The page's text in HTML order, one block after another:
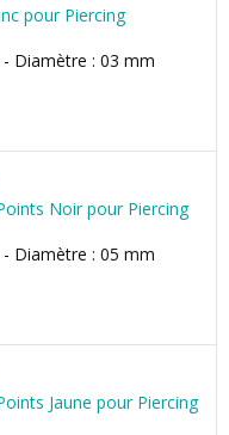
pour Piercing
- Diamètre : 03 mm
Noir pour Piercing
- Diamètre : 05 mm
Jaune pour Piercing